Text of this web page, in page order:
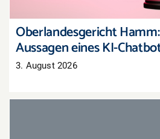
Oberlandesgericht
Aussagen eines KI-
3. August 2026